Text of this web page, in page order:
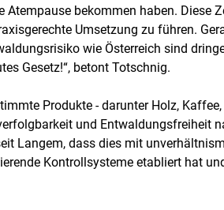
bekommen haben. Diese
Umsetzung zu führen.
wie Österreich sind
Gesetz!“, betont Totschnig.
Produkte - darunter Holz,
und Entwaldungsfreiheit
Langem, dass dies mit
Kontrollsysteme etabliert hat